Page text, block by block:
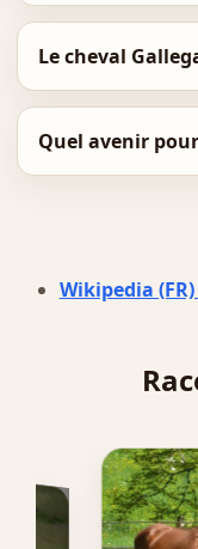
Le cheval
Quel avenir
Wikipedia (FR)